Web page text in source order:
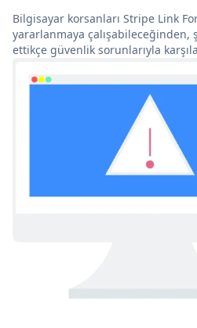
Bilgisayar korsanları Stripe Link
yararlanmaya çalışabileceğinden,
ettikçe güvenlik sorunlarıyla